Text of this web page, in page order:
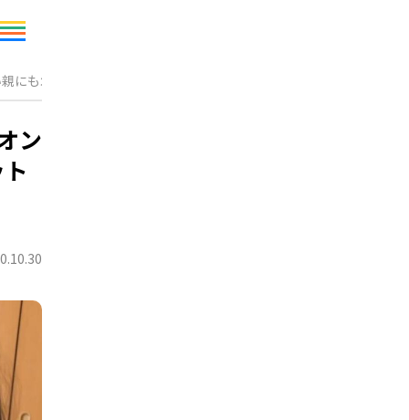
にも幼児にもメリットいっぱい
ン